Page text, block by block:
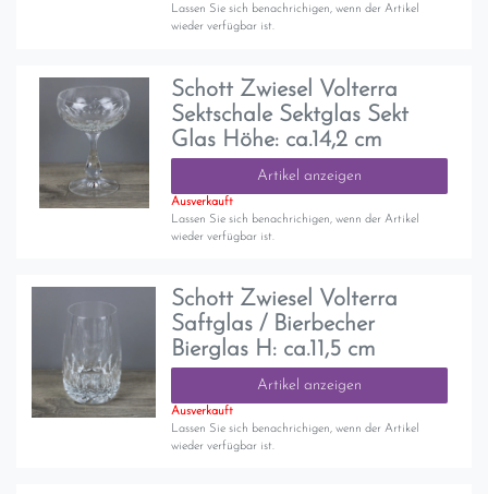
Lassen Sie sich benachrichigen, wenn der Artikel
wieder verfügbar ist.
Schott Zwiesel Volterra
Sektschale Sektglas Sekt
Glas Höhe: ca.14,2 cm
Artikel anzeigen
Ausverkauft
Lassen Sie sich benachrichigen, wenn der Artikel
wieder verfügbar ist.
Schott Zwiesel Volterra
Saftglas / Bierbecher
Bierglas H: ca.11,5 cm
Artikel anzeigen
Ausverkauft
Lassen Sie sich benachrichigen, wenn der Artikel
wieder verfügbar ist.